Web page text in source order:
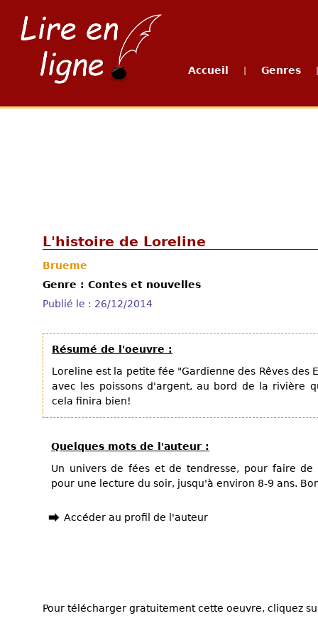
Accueil Genres
L'histoire de Loreline
Brueme
Genre : Contes et nouvelles
Publié le : 26/12/2014
Résumé de l'oeuvre :
Loreline est la petite fée "Gardienne des Rêves des
avec les poissons d'argent, au bord de la rivière
cela finira bien!
Quelques mots de l'auteur :
Un univers de fées et de tendresse, pour faire de
pour une lecture du soir, jusqu'à environ 8-9 ans.
Accéder au profil de l'auteur
Pour télécharger gratuitement cette oeuvre, cliquez